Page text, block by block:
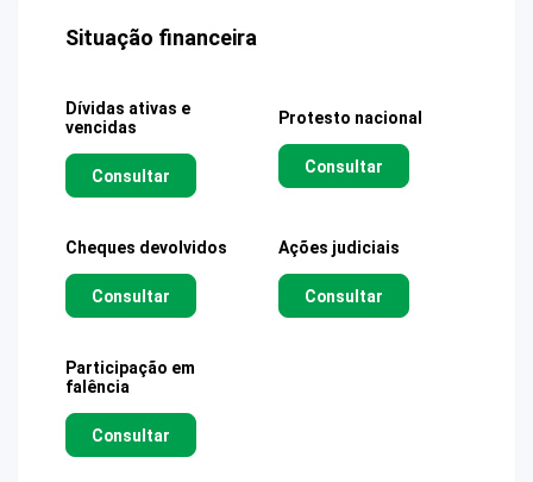
Situação financeira
Dívidas ativas e
vencidas
Consultar
Protesto nacional
Consultar
Cheques devolvidos
Consultar
Ações judiciais
Consultar
Participação em
falência
Consultar